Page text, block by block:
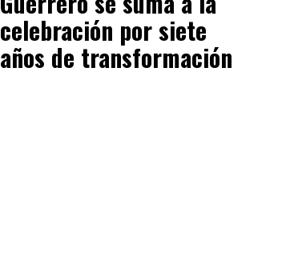
celebración por siete
años de transformación